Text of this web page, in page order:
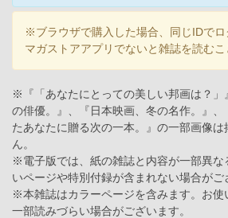
※ブラウザで購入した場合、同じIDで
マガストアアプリでないと雑誌を読むこ
※『「あなたにとっての美しい邦画は？」
の俳優。』、『日本映画、冬の名作。』
たあなたに贈る次の一本。』の一部画像
ん。
※電子版では、紙の雑誌と内容が一部異な
いページや特別付録が含まれない場合がご
※本雑誌はカラーページを含みます。お使
一部読みづらい場合がございます。